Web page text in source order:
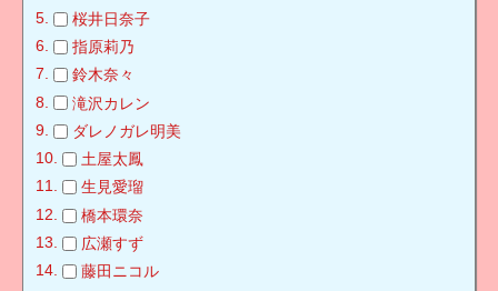
桜井日奈子
指原莉乃
鈴木奈々
滝沢カレン
ダレノガレ明美
土屋太鳳
生見愛瑠
橋本環奈
広瀬すず
藤田ニコル